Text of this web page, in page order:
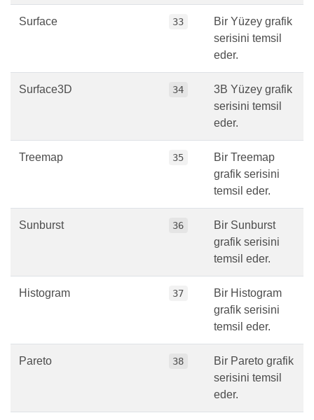
Surface 33
Bir Yüzey grafik
serisini temsil
eder.
Surface3D 34
3B Yüzey grafik
serisini temsil
eder.
Treemap 35
Bir Treemap
grafik serisini
temsil eder.
Sunburst 36
Bir Sunburst
grafik serisini
temsil eder.
Histogram 37
Bir Histogram
grafik serisini
temsil eder.
Pareto 38
Bir Pareto grafik
serisini temsil
eder.